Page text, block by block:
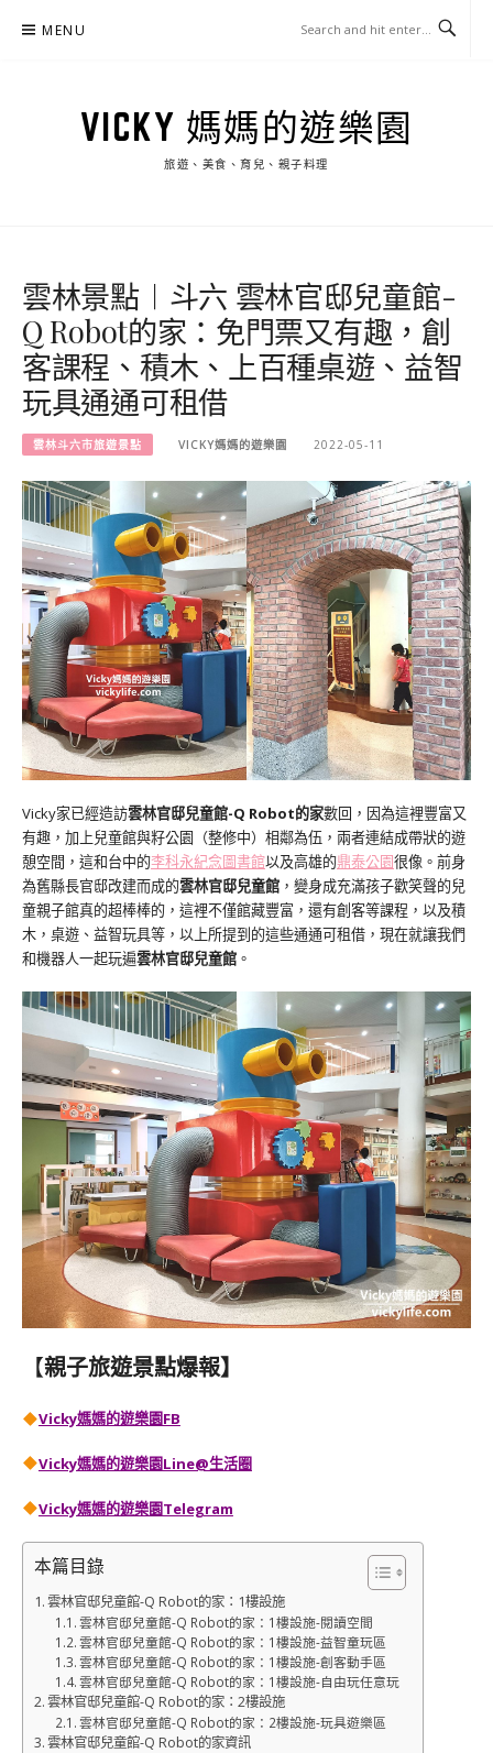
MENU
VICKY 媽媽的遊樂園
旅遊、美食、育兒、親子料理
雲林景點︱斗六 雲林官邸兒童館-
Q Robot的家：免門票又有趣，創
客課程、積木、上百種桌遊、益智
玩具通通可租借
雲林斗六市旅遊景點 VICKY媽媽的遊樂園 2022-05-11
Vicky家已經造訪雲林官邸兒童館-Q Robot的家數回，因為這裡豐富又
有趣，加上兒童館與籽公園（整修中）相鄰為伍，兩者連結成帶狀的遊
憩空間，這和台中的李科永紀念圖書館以及高雄的鼎泰公園很像。前身
為舊縣長官邸改建而成的雲林官邸兒童館 ，變身成充滿孩子歡笑聲的兒
童親子館真的超棒棒的，這裡不僅館藏豐富，還有創客等課程，以及積
木，桌遊、益智玩具等，以上所提到的這些通通可租借，現在就讓我們
和機器人一起玩遍雲林官邸兒童館 。
【親子旅遊景點爆報】
Vicky媽媽的遊樂園FB
Vicky媽媽的遊樂園Line@生活圈
Vicky媽媽的遊樂園Telegram
本篇目錄
雲林官邸兒童館-Q Robot的家：1樓設施
雲林官邸兒童館-Q Robot的家：1樓設施-閱讀空間
雲林官邸兒童館-Q Robot的家：1樓設施-益智童玩區
雲林官邸兒童館-Q Robot的家：1樓設施-創客動手區
雲林官邸兒童館-Q Robot的家：1樓設施-自由玩任意玩
雲林官邸兒童館-Q Robot的家：2樓設施
雲林官邸兒童館-Q Robot的家：2樓設施-玩具遊樂區
雲林官邸兒童館-Q Robot的家資訊